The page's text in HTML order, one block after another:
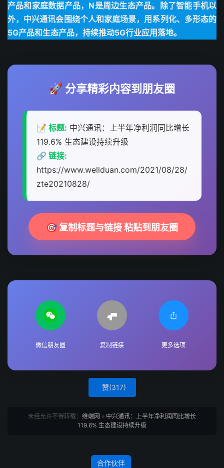
产品和家庭数据产品，N是周边生态产品。除了智能手机以
外，中兴通讯会围绕个人和家庭场景，用系列化、多形态的
5G产品和生态产品，持续推动5G行业应用落地。
🚀 分享精彩内容到朋友圈
📝 标题: 中兴通讯：上半年净利润同比增长
119.6% 生态建设持续升级
🔗 链接:
https://www.wellduan.com/2021/08/28/
zte20210828/
🎯 复制标题与链接 粘贴到朋友圈
微信朋友圈 复制链接 更多选项
赞(317)
未经允许不得转载： 维端网 » 中兴通讯：上半年净利润同比增长
119.6% 生态建设持续升级
合作伙伴